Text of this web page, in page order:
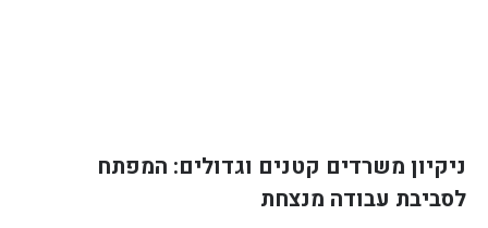
ניקיון משרדים קטנים וגדולים: המפתח
לסביבת עבודה מנצחת